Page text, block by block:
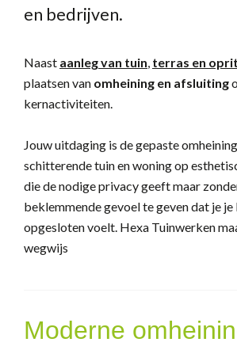
en bedrijven.
Naast aanleg van tuin, terras en oprit
plaatsen van omheining en afsluiting
kernactiviteiten.
Jouw uitdaging is de gepaste
schitterende tuin en woning op
die de nodige privacy geeft maar
beklemmende gevoel te geven dat je
opgesloten voelt. Hexa Tuinwerken
wegwijs
Moderne